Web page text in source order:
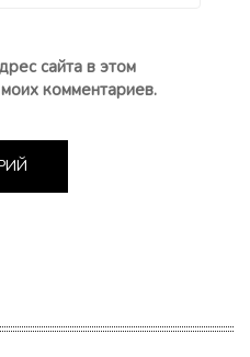
сайта в этом
комментариев.